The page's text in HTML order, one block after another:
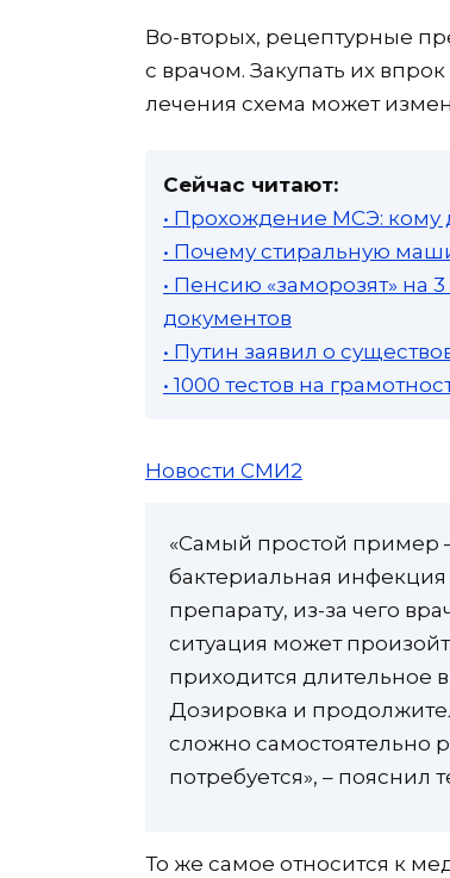
Во-вторых, рецептурные
с врачом. Закупать их
лечения схема может
Сейчас читают:
• Прохождение МСЭ: кому
• Почему стиральную
• Пенсию «заморозят» на
документов
• Путин заявил о
• 1000 тестов на
Новости СМИ2
«Самый простой пример
бактериальная
препарату, из-за чего
ситуация может
приходится длительное
Дозировка и
сложно самостоятельно
потребуется», – пояснил
То же самое относится к